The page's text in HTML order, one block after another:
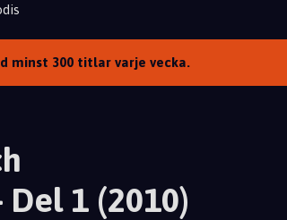
minst 300 titlar varje vecka.
1 (2010)